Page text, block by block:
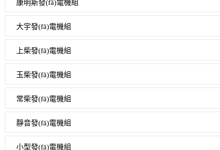
康明斯發(fā)電機組
大宇發(fā)電機組
上柴發(fā)電機組
玉柴發(fā)電機組
常柴發(fā)電機組
靜音發(fā)電機組
小型發(fā)電機組